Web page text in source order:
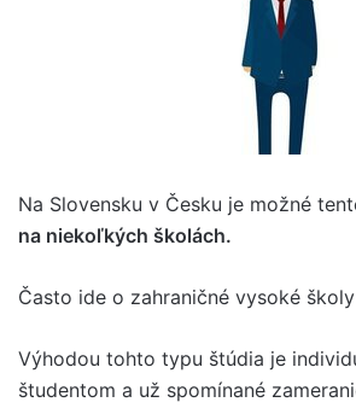
Na Slovensku v Česku je možné
na niekoľkých školách.
Často ide o zahraničné vysoké
Výhodou tohto typu štúdia je
študentom a už spomínané